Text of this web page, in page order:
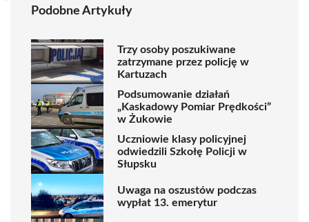
Podobne Artykuły
Trzy osoby poszukiwane
zatrzymane przez policję w
Kartuzach
Podsumowanie działań
„Kaskadowy Pomiar Prędkości”
w Żukowie
Uczniowie klasy policyjnej
odwiedzili Szkołę Policji w
Słupsku
Uwaga na oszustów podczas
wypłat 13. emerytur